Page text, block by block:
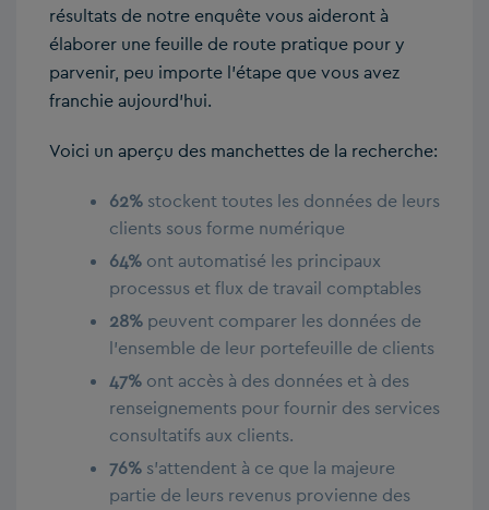
résultats de notre enquête vous aideront à
élaborer une feuille de route pratique pour y
parvenir, peu importe l’étape que vous avez
franchie aujourd’hui.
Voici un aperçu des manchettes de la recherche:
62% stockent toutes les données de leurs
clients sous forme numérique
64% ont automatisé les principaux
processus et flux de travail comptables
28% peuvent comparer les données de
l’ensemble de leur portefeuille de clients
47% ont accès à des données et à des
renseignements pour fournir des services
consultatifs aux clients.
76% s’attendent à ce que la majeure
partie de leurs revenus provienne des